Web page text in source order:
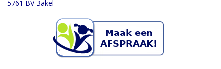
5761 BV Bakel